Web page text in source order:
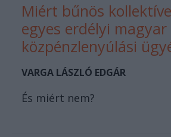
Miért bűnös
egyes erdélyi magyar
közpénzlenyúlási
VARGA LÁSZLÓ EDGÁR
És miért nem?